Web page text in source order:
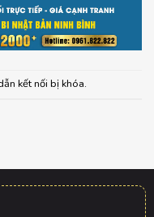
kết nối bị khóa.